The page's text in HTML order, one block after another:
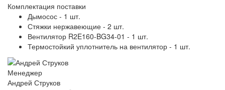
Комплектация поставки
Дымосос - 1 шт.
Стяжки нержавеющие - 2 шт.
Вентилятор R2E160-BG34-01 - 1 шт.
Термостойкий уплотнитель на вентилятор - 1 шт.
Менеджер
Андрей Струков